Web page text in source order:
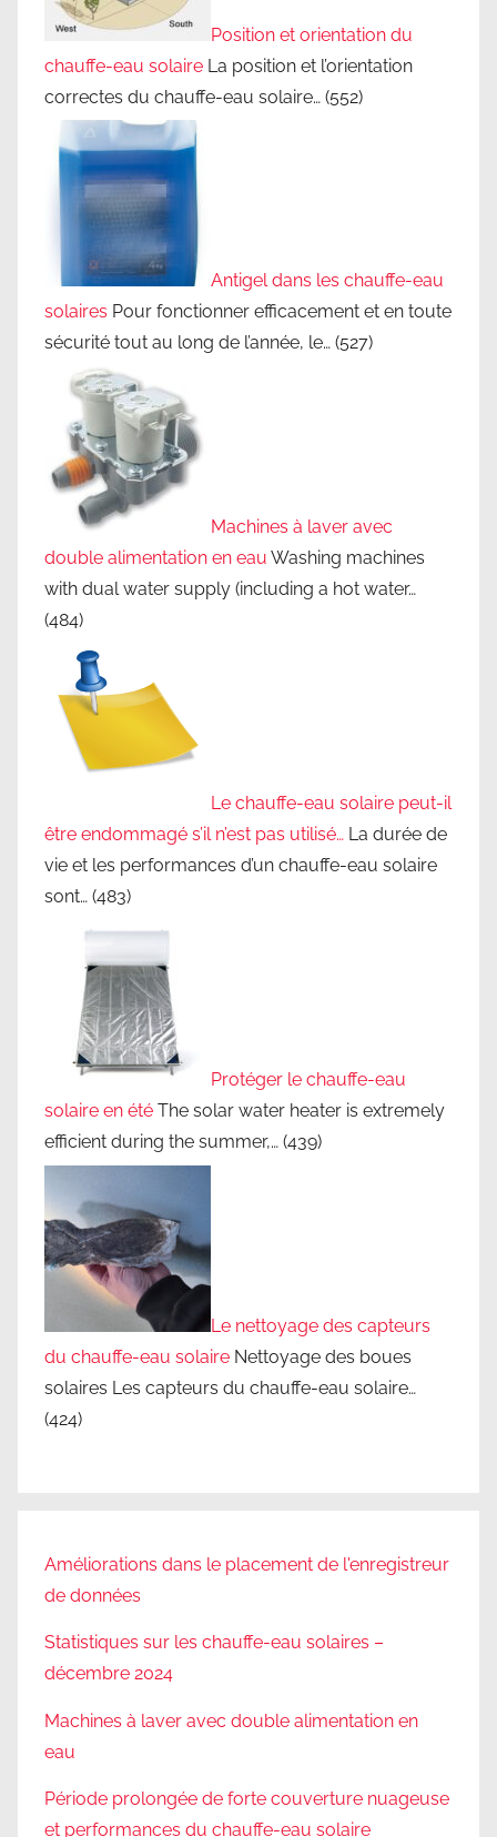
Position et orientation du
chauffe-eau solaire La position et l’orientation
correctes du chauffe-eau solaire… (552)
Antigel dans les chauffe-eau
solaires Pour fonctionner efficacement et en toute
sécurité tout au long de l’année, le… (527)
Machines à laver avec
double alimentation en eau Washing machines
with dual water supply (including a hot water…
(484)
Le chauffe-eau solaire peut-il
être endommagé s’il n’est pas utilisé… La durée de
vie et les performances d’un chauffe-eau solaire
sont… (483)
Protéger le chauffe-eau
solaire en été The solar water heater is extremely
efficient during the summer,… (439)
Le nettoyage des capteurs
du chauffe-eau solaire Nettoyage des boues
solaires Les capteurs du chauffe-eau solaire…
(424)
Améliorations dans le placement de l'enregistreur
de données
Statistiques sur les chauffe-eau solaires –
décembre 2024
Machines à laver avec double alimentation en
eau
Période prolongée de forte couverture nuageuse
et performances du chauffe-eau solaire